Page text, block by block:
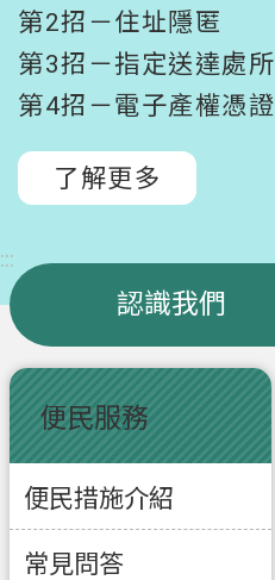
第2招－住址隱匿
第3招－指定送達處所
第4招－電子產權憑證
了解更多
:::
認識我們
:::
便民服務
便民措施介紹
常見問答